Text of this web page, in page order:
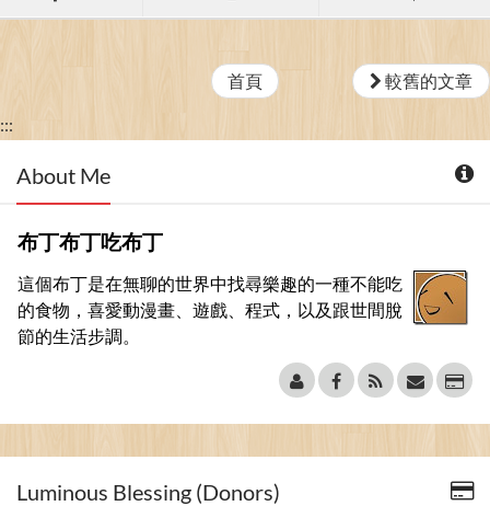
首頁 較舊的文章
:::
About Me
布丁布丁吃布丁
這個布丁是在無聊的世界中找尋樂趣的一種不能吃
的食物，喜愛動漫畫、遊戲、程式，以及跟世間脫
節的生活步調。
Luminous Blessing (Donors)